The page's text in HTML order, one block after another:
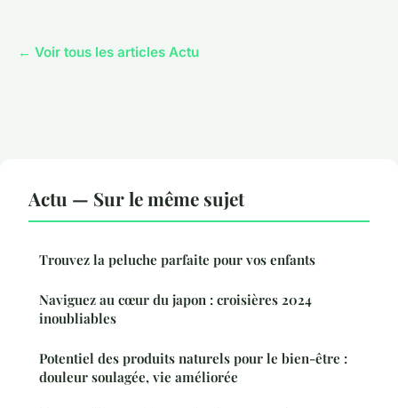
← Voir tous les articles Actu
Actu — Sur le même sujet
Trouvez la peluche parfaite pour vos enfants
Naviguez au cœur du japon : croisières 2024
inoubliables
Potentiel des produits naturels pour le bien-être :
douleur soulagée, vie améliorée